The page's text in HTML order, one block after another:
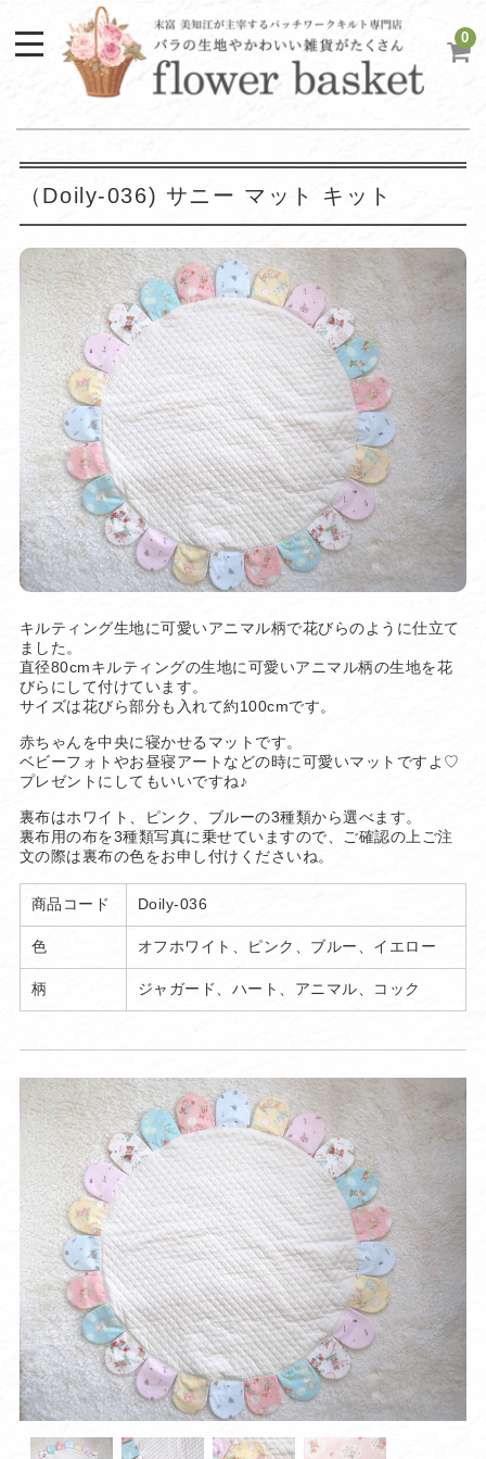
0
（Doily-036) サニー マット キット
キルティング生地に可愛いアニマル柄で花びらのように仕立て
ました。
直径80cmキルティングの生地に可愛いアニマル柄の生地を花
びらにして付けています。
サイズは花びら部分も入れて約100cmです。
赤ちゃんを中央に寝かせるマットです。
ベビーフォトやお昼寝アートなどの時に可愛いマットですよ♡
プレゼントにしてもいいですね♪
裏布はホワイト、ピンク、ブルーの3種類から選べます。
裏布用の布を3種類写真に乗せていますので、ご確認の上ご注
文の際は裏布の色をお申し付けくださいね。
商品コード Doily-036
色 オフホワイト、ピンク、ブルー、イエロー
柄 ジャガード、ハート、アニマル、コック